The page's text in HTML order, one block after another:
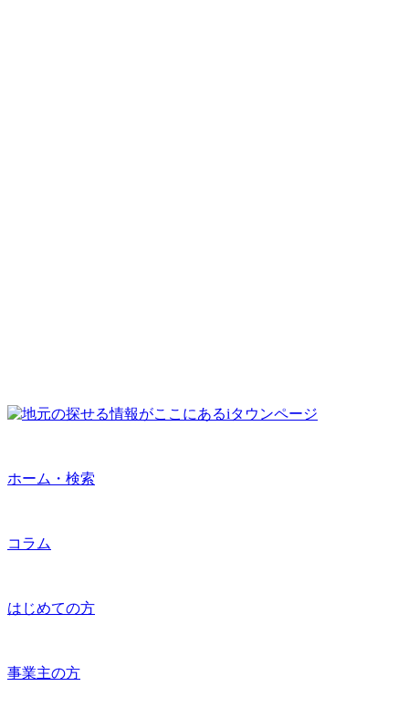
ホーム・検索
コラム
はじめての方
事業主の方